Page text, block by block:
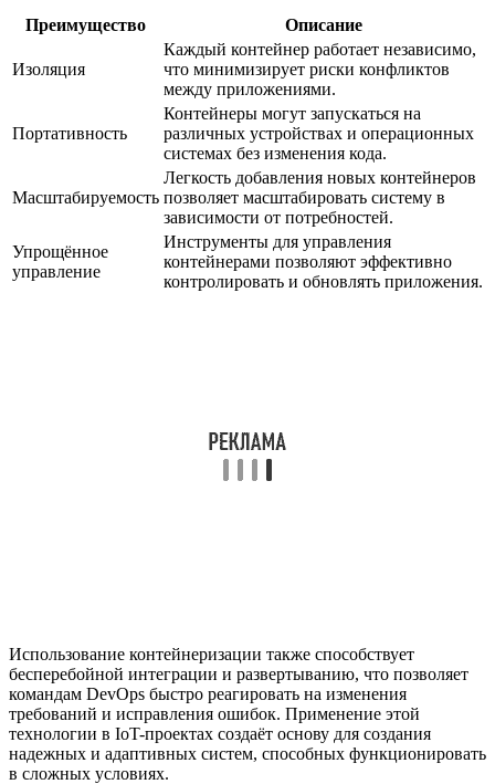
Преимущество Описание
Изоляция
Каждый контейнер работает независимо,
что минимизирует риски конфликтов
между приложениями.
Портативность
Контейнеры могут запускаться на
различных устройствах и операционных
системах без изменения кода.
Масштабируемость
Легкость добавления новых контейнеров
позволяет масштабировать систему в
зависимости от потребностей.
Упрощённое
управление
Инструменты для управления
контейнерами позволяют эффективно
контролировать и обновлять приложения.
Использование контейнеризации также способствует
бесперебойной интеграции и развертыванию, что позволяет
командам DevOps быстро реагировать на изменения
требований и исправления ошибок. Применение этой
технологии в IoT-проектах создаёт основу для создания
надежных и адаптивных систем, способных функционировать
в сложных условиях.